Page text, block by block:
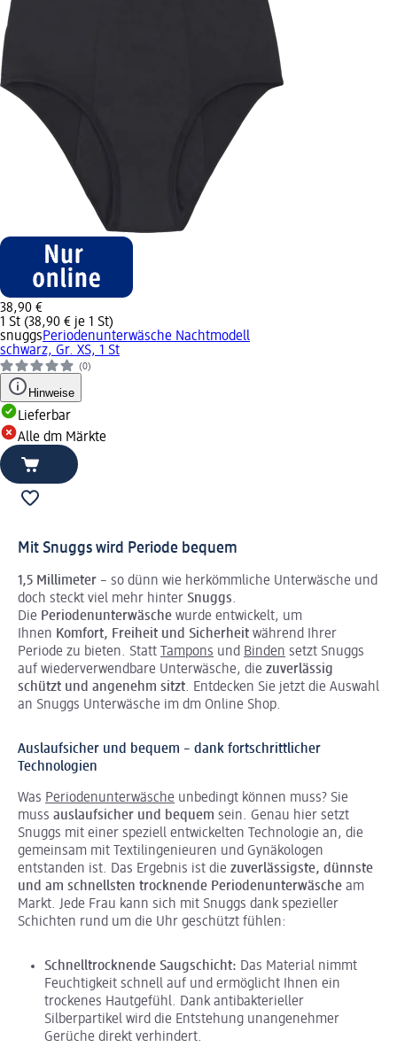
38,90 €
1 St (38,90 € je 1 St)
snuggsPeriodenunterwäsche Nachtmodell
schwarz, Gr. XS, 1 St
(0)
Hinweise
Lieferbar
Alle dm Märkte
Mit Snuggs wird Periode bequem
1,5 Millimeter – so dünn wie herkömmliche Unterwäsche und
doch steckt viel mehr hinter Snuggs.
Die Periodenunterwäsche wurde entwickelt, um
Ihnen Komfort, Freiheit und Sicherheit während Ihrer
Periode zu bieten. Statt
Tampons und Binden setzt Snuggs
auf wiederverwendbare Unterwäsche, die zuverlässig
schützt und angenehm sitzt. Entdecken Sie jetzt die Auswahl
an Snuggs Unterwäsche im dm Online Shop.
Auslaufsicher und bequem – dank fortschrittlicher
Technologien
Was Periodenunterwäsche unbedingt können muss? Sie
muss auslaufsicher und bequem sein. Genau hier setzt
Snuggs mit einer speziell entwickelten Technologie an, die
gemeinsam mit Textilingenieuren und Gynäkologen
entstanden ist. Das Ergebnis ist die zuverlässigste, dünnste
und am schnellsten trocknende Periodenunterwäsche am
Markt. Jede Frau kann sich mit Snuggs dank spezieller
Schichten rund um die Uhr geschützt fühlen:
Schnelltrocknende Saugschicht: Das Material nimmt
Feuchtigkeit schnell auf und ermöglicht Ihnen ein
trockenes Hautgefühl. Dank antibakterieller
Silberpartikel wird die Entstehung unangenehmer
Gerüche direkt verhindert.